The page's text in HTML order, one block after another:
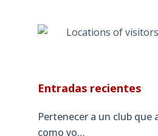
Entradas recientes
Pertenecer a un club que
como yo…